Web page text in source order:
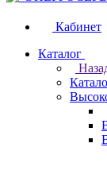
Кабинет
Каталог